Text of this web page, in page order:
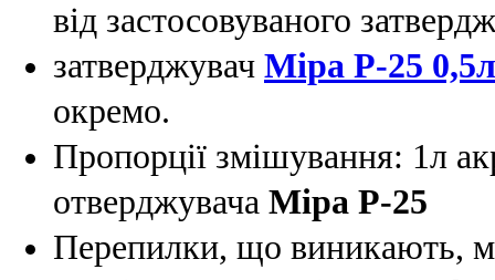
від застосовуваного
затверджувач Mipa Р-25 0,5л
окремо.
Пропорції змішування: 1л
отверджувача Mipa Р-25
Перепилки, що виникають,